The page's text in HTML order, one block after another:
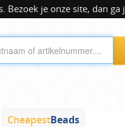
je onze site, dan
CheapestBeads